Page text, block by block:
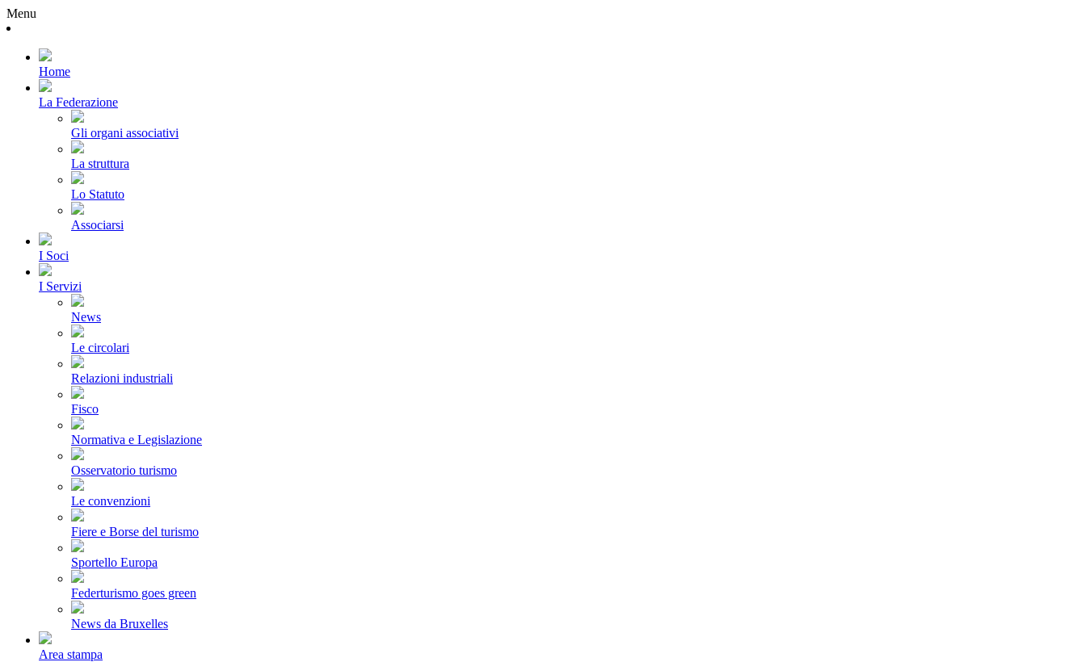
Menu
Home
La Federazione
Gli organi associativi
La struttura
Lo Statuto
Associarsi
I Soci
I Servizi
News
Le circolari
Relazioni industriali
Fisco
Normativa e Legislazione
Osservatorio turismo
Le convenzioni
Fiere e Borse del turismo
Sportello Europa
Federturismo goes green
News da Bruxelles
Area stampa